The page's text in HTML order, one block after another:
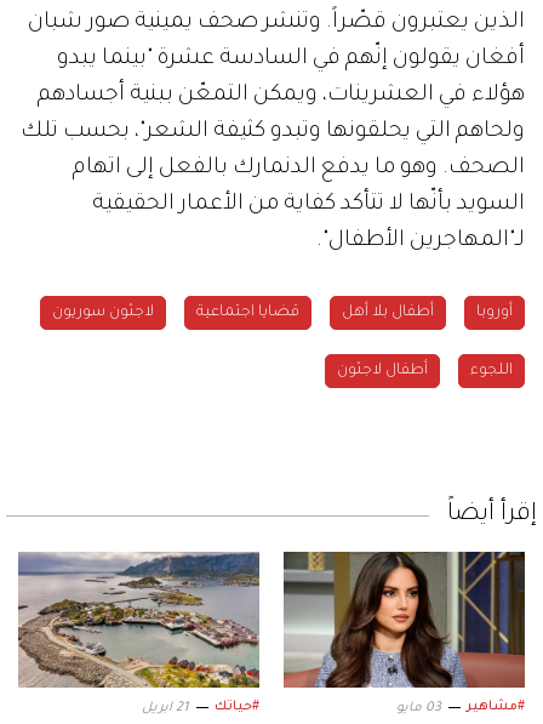
الذين يعتبرون قصّراً. وتنشر صحف يمينية صور شبان
أفغان يقولون إنّهم في السادسة عشرة "بينما يبدو
هؤلاء في العشرينات، ويمكن التمعّن ببنية أجسادهم
ولحاهم التي يحلقونها وتبدو كثيفة الشعر"، بحسب تلك
الصحف. وهو ما يدفع الدنمارك بالفعل إلى اتهام
السويد بأنّها لا تتأكد كفاية من الأعمار الحقيقية
لـ"المهاجرين الأطفال".
أوروبا أطفال بلا أهل قضايا اجتماعية لاجئون سوريون
اللجوء أطفال لاجئون
إقرأ أيضاً
#مشاهير 03 مايو #حياتك 21 ابريل